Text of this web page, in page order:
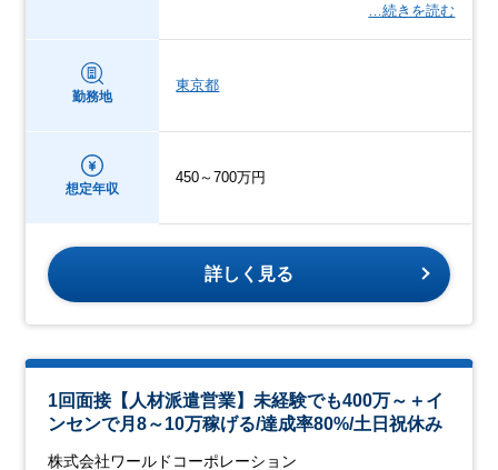
…続きを読む
勤務地
東京都
想定年収
450～700万円
詳しく見る
1回面接【人材派遣営業】未経験でも400万～＋イ
ンセンで月8～10万稼げる/達成率80%/土日祝休み
株式会社ワールドコーポレーション